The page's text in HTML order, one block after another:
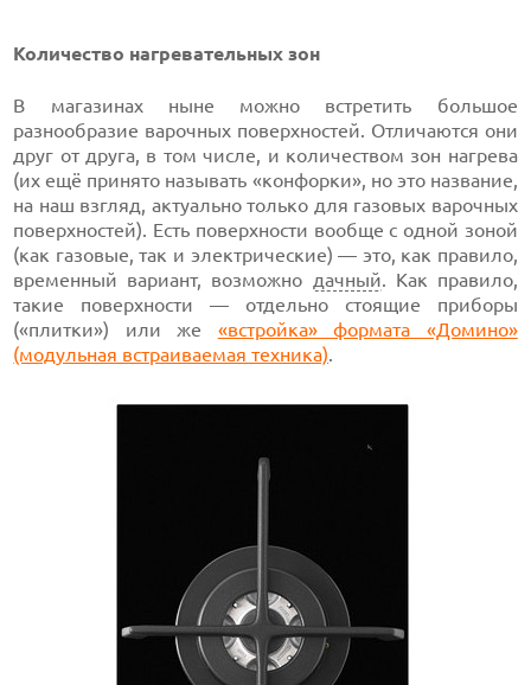
Количество нагревательных зон
В магазинах ныне можно встретить большое
разнообразие варочных поверхностей. Отличаются они
друг от друга, в том числе, и количеством зон нагрева
(их ещё принято называть «конфорки», но это название,
на наш взгляд, актуально только для газовых варочных
поверхностей). Есть поверхности вообще с одной зоной
(как газовые, так и электрические) — это, как правило,
временный вариант, возможно дачный. Как правило,
такие поверхности — отдельно стоящие приборы
(«плитки») или же «встройка» формата «Домино»
(модульная встраиваемая техника).